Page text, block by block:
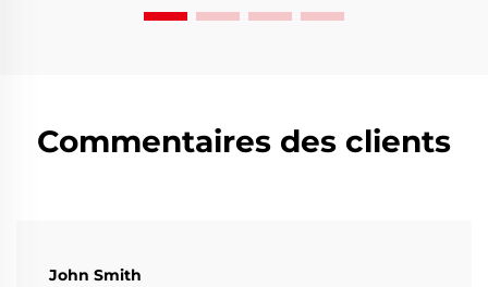
Commentaires des clients
John Smith